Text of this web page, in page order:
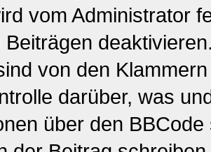
vom Administrator
Beiträgen
von den
darüber, was
über den